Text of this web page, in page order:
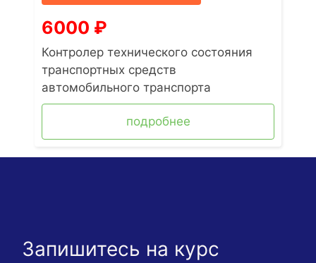
6000 ₽
Контролер технического состояния
транспортных средств
автомобильного транспорта
подробнее
Запишитесь на курс